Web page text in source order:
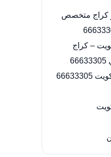
كراج متخصص
– كراج
كراج تصليح انفوي الكويت 66633305